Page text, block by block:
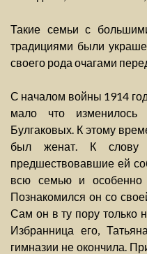
Такие семьи с
традициями были
своего рода очагами
С началом войны 1914
мало что
Булгаковых. К этому
был женат. К слову
предшествовавшие ей
всю семью и особенно
Познакомился он со
Сам он в ту пору только
Избранница его,
гимназии не окончила.